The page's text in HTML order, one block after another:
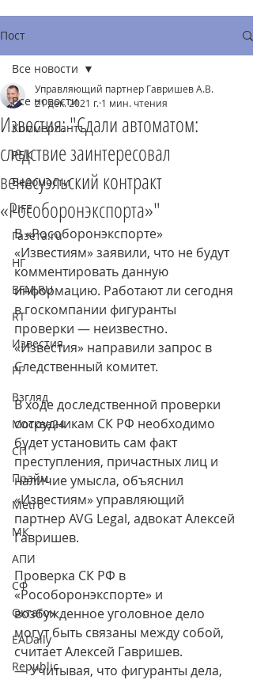
Пост
Все новости
Коммерсантъ
РБК
Ведомости
LIFE
Газета.ru
НГ
BFM.RU
RT
Известия
РГ
Взгляд
Москва24
СП
Прайм
Metro
МК
АПИ
СФ
Октагон
EADaily
Republic
Все новости
Известия: "Сдали автоматом:
следствие заинтересовал
венесуэльский контракт
«Рособоронэкспорта»"
Управляющий партнер Гавришев А.В.
21 дек. 2021 г. 1 мин. чтения
В «Рособоронэкспорте»
«Известиям» заявили, что не будут
комментировать данную
информацию. Работают ли сегодня
в госкомпании фигуранты
проверки — неизвестно.
«Известия» направили запрос в
Следственный комитет.
В ходе доследственной проверки
сотрудникам СК РФ необходимо
будет установить сам факт
преступления, причастных лиц и
наличие умысла, объяснил
«Известиям» управляющий
партнер AVG Legal, адвокат Алексей
Гавришев.
Проверка СК РФ в
«Рособоронэкспорте» и
возбужденное уголовное дело
могут быть связаны между собой,
считает Алексей Гавришев.
— Учитывая, что фигуранты дела,